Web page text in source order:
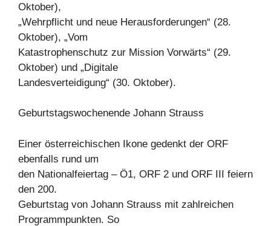
Oktober),
„Wehrpflicht und neue Herausforderungen“ (28.
Oktober), „Vom
Katastrophenschutz zur Mission Vorwärts“ (29.
Oktober) und „Digitale
Landesverteidigung“ (30. Oktober).
Geburtstagswochenende Johann Strauss
Einer österreichischen Ikone gedenkt der ORF
ebenfalls rund um
den Nationalfeiertag – Ö1, ORF 2 und ORF III feiern
den 200.
Geburtstag von Johann Strauss mit zahlreichen
Programmpunkten. So